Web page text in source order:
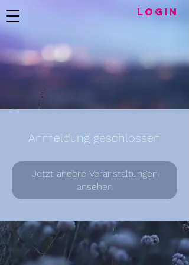
LogIN
Anmeldung geschlossen
Jetzt andere Veranstaltungen
ansehen